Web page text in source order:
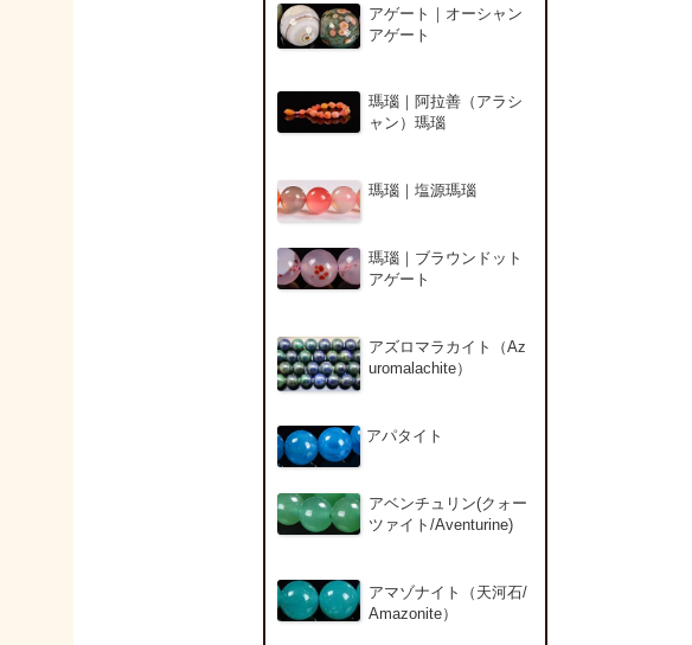
アゲート｜オーシャン
アゲート
瑪瑙｜阿拉善（アラシ
ャン）瑪瑙
瑪瑙｜塩源瑪瑙
瑪瑙｜ブラウンドット
アゲート
アズロマラカイト（Az
uromalachite）
アパタイト
アベンチュリン(クォー
ツァイト/Aventurine)
アマゾナイト（天河石/
Amazonite）